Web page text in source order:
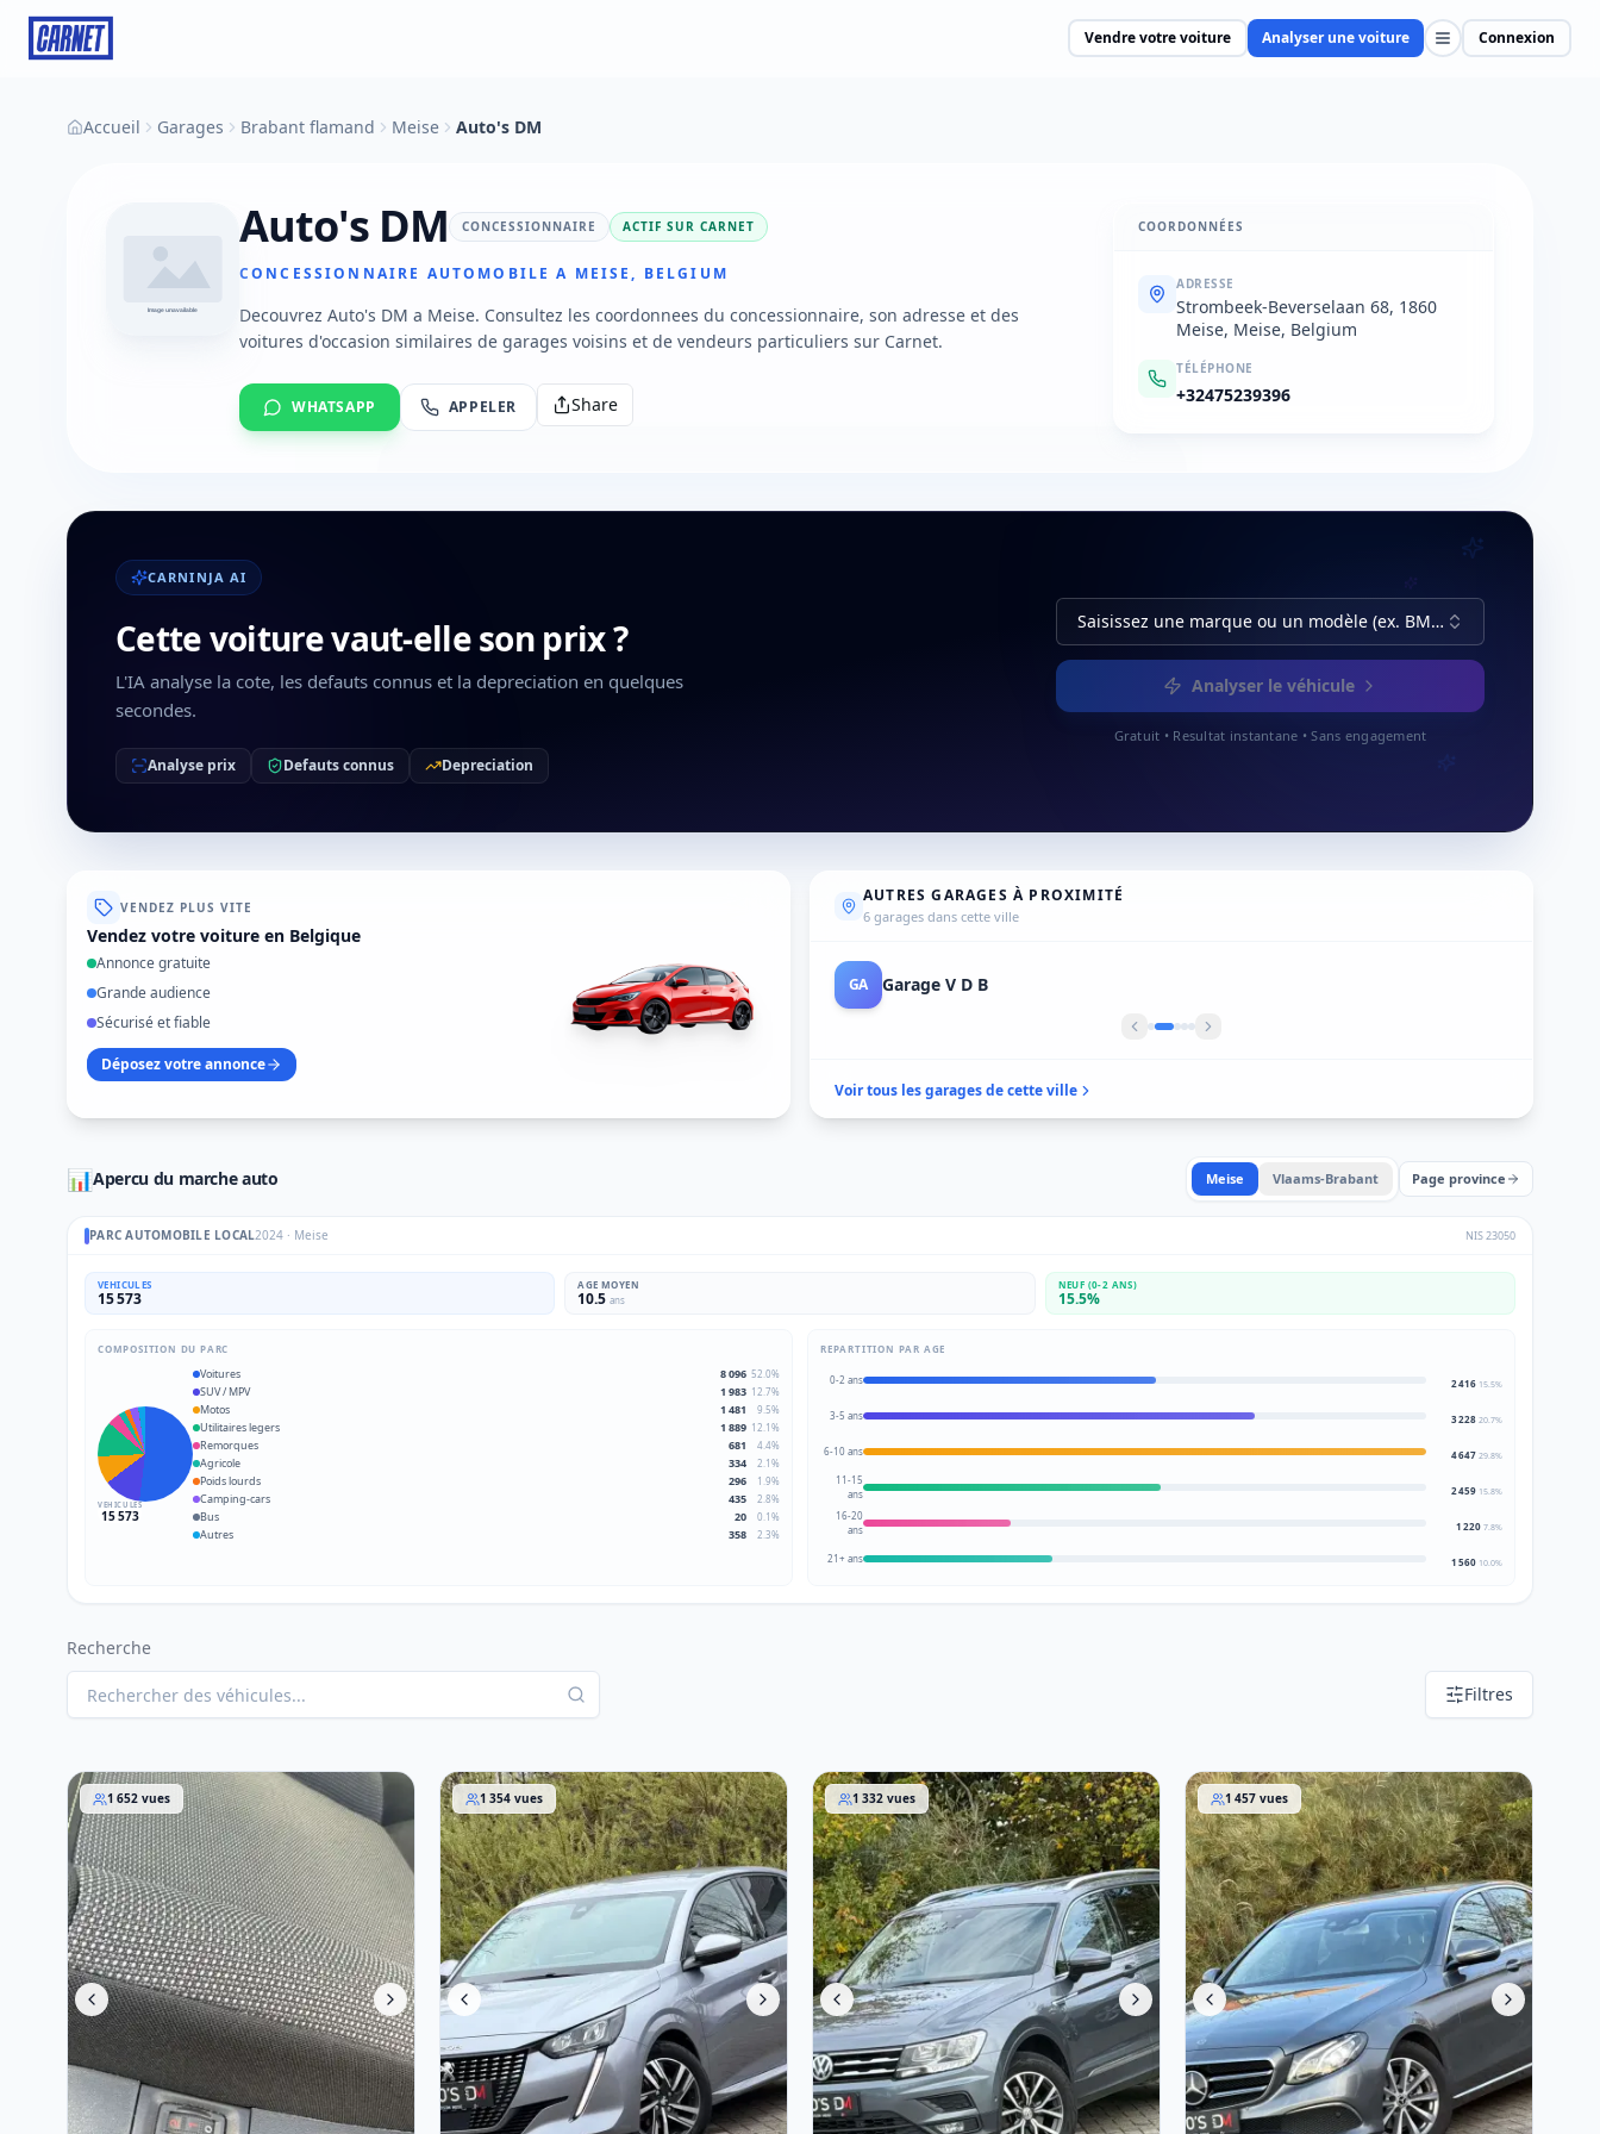
Vendre votre voiture Analyser une voiture Connexion
Accueil Garages Brabant flamand Meise Auto's DM
Auto's DM CONCESSIONNAIRE ACTIF SUR CARNET
CONCESSIONNAIRE AUTOMOBILE A MEISE, BELGIUM
Decouvrez Auto's DM a Meise. Consultez les coordonnees du concessionnaire, son adresse et des
voitures d'occasion similaires de garages voisins et de vendeurs particuliers sur Carnet.
WHATSAPP APPELER Share
COORDONNÉES
ADRESSE
Strombeek-Beverselaan 68, 1860
Meise, Meise, Belgium
TÉLÉPHONE
+32475239396
CARNINJA AI
Cette voiture vaut-elle son prix ?
L'IA analyse la cote, les defauts connus et la depreciation en quelques
secondes.
Analyse prix Defauts connus Depreciation
Saisissez une marque ou un modèle (ex. BMW, Série 3)
Analyser le véhicule
Gratuit • Resultat instantane • Sans engagement
VENDEZ PLUS VITE
Vendez votre voiture en Belgique
Annonce gratuite
Grande audience
Sécurisé et fiable
Déposez votre annonce
AUTRES GARAGES À PROXIMITÉ
6 garages dans cette ville
GA Garage Van Den Broeck Specialist Citroën/Peugeot
Voir tous les garages de cette ville
📊Apercu du marche auto Meise Vlaams-Brabant Page province
PARC AUTOMOBILE LOCAL2024 · Meise NIS23050
VEHICULES
15 573
AGE MOYEN
10.5 ans
NEUF (0-2 ANS)
15.5%
COMPOSITION DU PARC
VEHICULES
15 573
Voitures 8 096 52.0%
SUV / MPV 1 983 12.7%
Motos 1 481 9.5%
Utilitaires legers 1 889 12.1%
Remorques 681 4.4%
Agricole 334 2.1%
Poids lourds 296 1.9%
Camping-cars 435 2.8%
Bus 20 0.1%
Autres 358 2.3%
REPARTITION PAR AGE
0-2 ans 2 416 15.5%
3-5 ans 3 228 20.7%
6-10 ans 4 647 29.8%
11-15
ans
2 459 15.8%
16-20
ans
1 220 7.8%
21+ ans 1 560 10.0%
Recherche
Filtres
Citroen C3
1 652 vues Peugeot 208
1 354 vues Volkswagen Tiguan Allspace 2020
1 332 vues Mercedes-Benz E 220 2019
1 457 vues